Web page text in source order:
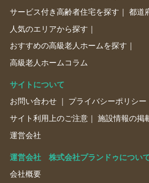
サービス付き高齢者住宅を探す 都道
人気のエリアから探す
おすすめの高級老人ホームを探す
高級老人ホームコラム
サイトについて
お問い合わせ プライバシーポリシー
サイト利用上のご注意 施設情報の掲
運営会社
運営会社 株式会社プランドゥについ
会社概要